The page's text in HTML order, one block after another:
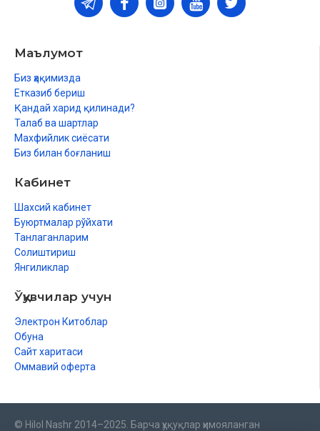
Маълумот
Биз ҳақимизда
Етказиб бериш
Қандай харид қилинади?
Талаб ва шартлар
Махфийлик сиёсати
Биз билан боғланиш
Кабинет
Шахсий кабинет
Буюртмалар рўйхати
Танлаганларим
Солиштириш
Янгиликлар
Ўқувчилар учун
Электрон Китоблар
Обуна
Сайт харитаси
Оммавий оферта
© Hilol Nashr 2014–2025. Барча ҳуқуқлар ҳимояланган